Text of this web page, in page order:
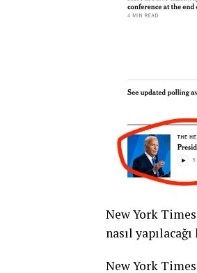
New York
nasıl
New York